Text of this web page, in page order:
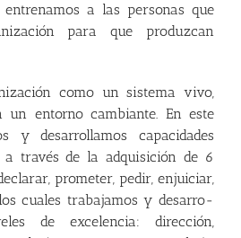
a las personas que
para que produzcan
como un sistema vivo,
un entorno cambiante. En este
y desarrollamos capacidades
través de la adquisición de 6
prometer, pedir, enjuiciar,
cuales trabajamos y desarro­
de excelencia: dirección,